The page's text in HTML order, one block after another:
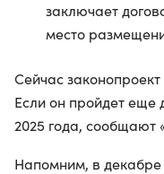
заключает
место
Сейчас
Если он пройдет еще
2025 года, сообщают
Напомним, в